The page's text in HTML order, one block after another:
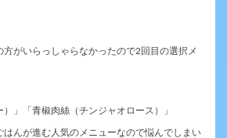
方がいらっしゃらなかったので2回目の選択メ
）」「青椒肉絲（チンジャオロース）」
はんが進む人気のメニューなので悩んでしまい